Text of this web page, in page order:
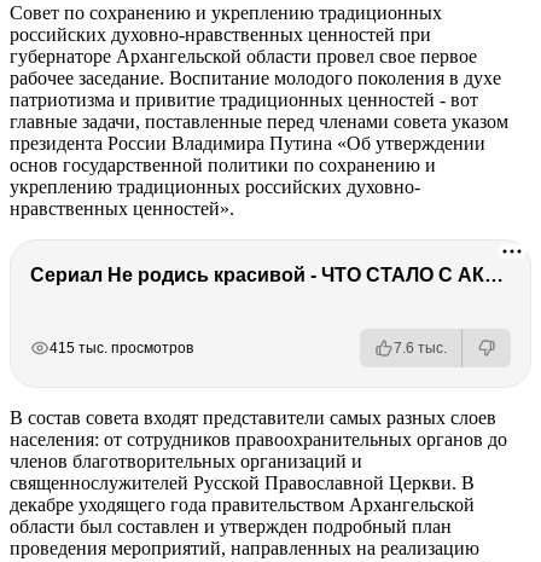
Совет по сохранению и укреплению традиционных
российских духовно-нравственных ценностей при
губернаторе Архангельской области провел свое первое
рабочее заседание. Воспитание молодого поколения в духе
патриотизма и привитие традиционных ценностей - вот
главные задачи, поставленные перед членами совета указом
президента России Владимира Путина «Об утверждении
основ государственной политики по сохранению и
укреплению традиционных российских духовно-
нравственных ценностей».
Сериал Не родись красивой - ЧТО СТАЛО С АКТЕРАМИ? Смерть, тюрьма и красота
415 тыс. просмотров 7.6 тыс.
В состав совета входят представители самых разных слоев
населения: от сотрудников правоохранительных органов до
членов благотворительных организаций и
священнослужителей Русской Православной Церкви. В
декабре уходящего года правительством Архангельской
области был составлен и утвержден подробный план
проведения мероприятий, направленных на реализацию